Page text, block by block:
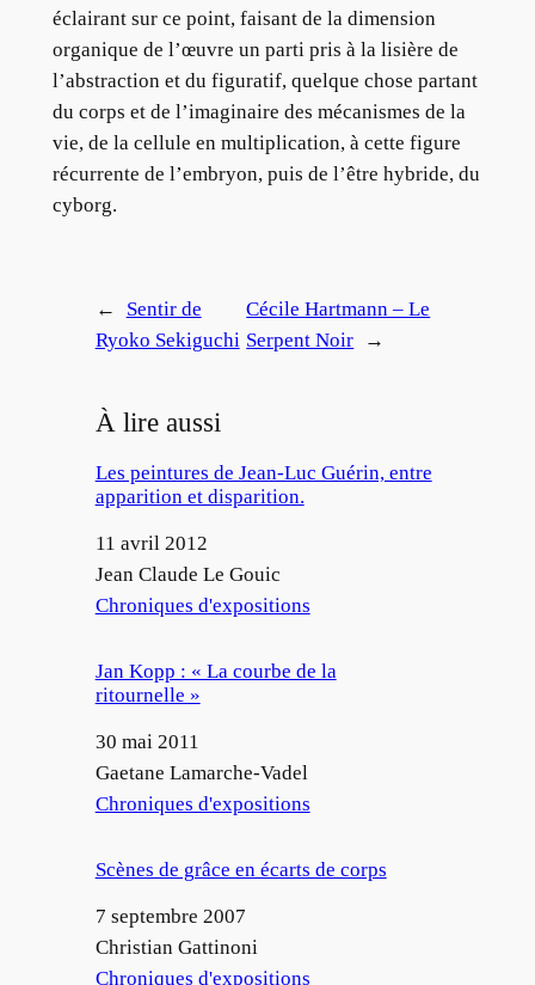
éclairant sur ce point, faisant de la dimension
organique de l’œuvre un parti pris à la lisière de
l’abstraction et du figuratif, quelque chose partant
du corps et de l’imaginaire des mécanismes de la
vie, de la cellule en multiplication, à cette figure
récurrente de l’embryon, puis de l’être hybride, du
cyborg.
←
Sentir de
Ryoko Sekiguchi
Cécile Hartmann – Le
Serpent Noir
→
À lire aussi
Les peintures de Jean-Luc Guérin, entre
apparition et disparition.
Date
11 avril 2012
Auteur
Jean Claude Le Gouic
Par rapport à
Chroniques d'expositions
Jan Kopp : « La courbe de la
ritournelle »
Date
30 mai 2011
Auteur
Gaetane Lamarche-Vadel
Par rapport à
Chroniques d'expositions
Scènes de grâce en écarts de corps
Date
7 septembre 2007
Auteur
Christian Gattinoni
Par rapport à
Chroniques d'expositions